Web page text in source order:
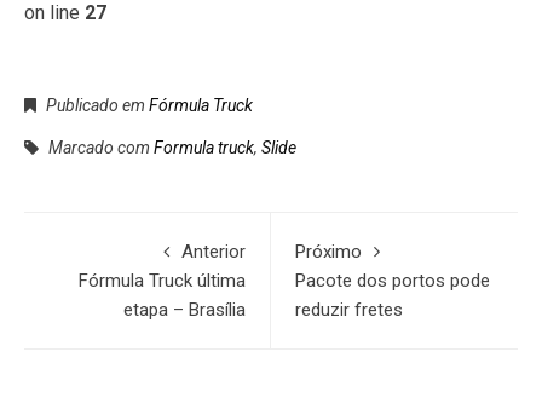
on line 27
Publicado em Fórmula Truck
Marcado com Formula truck, Slide
Anterior
Fórmula Truck última
etapa – Brasília
Próximo
Pacote dos portos pode
reduzir fretes